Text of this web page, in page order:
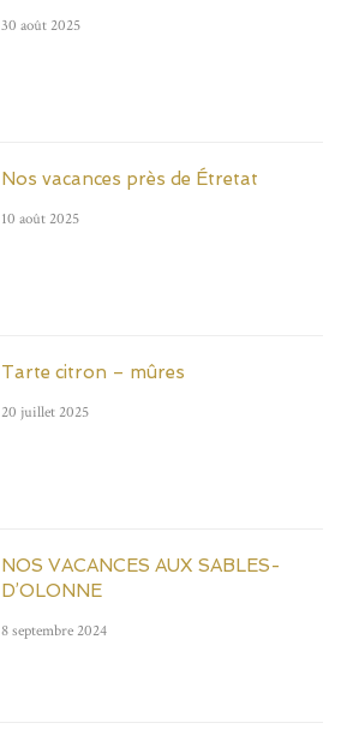
30 août 2025
Nos vacances près de Étretat
10 août 2025
Tarte citron – mûres
20 juillet 2025
NOS VACANCES AUX SABLES-
D’OLONNE
8 septembre 2024